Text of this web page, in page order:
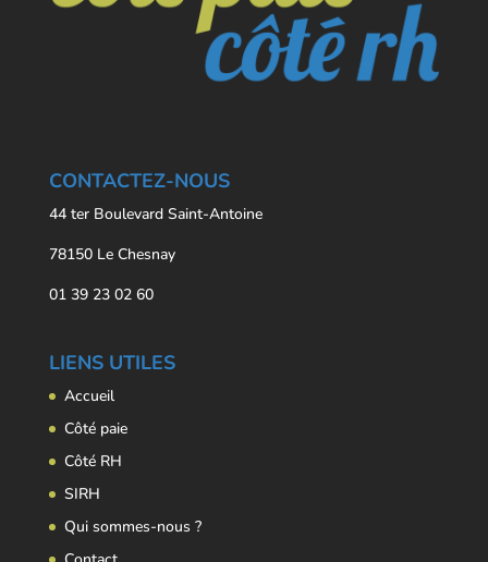
CONTACTEZ-NOUS
44 ter Boulevard Saint-Antoine
78150 Le Chesnay
01 39 23 02 60
LIENS UTILES
Accueil
Côté paie
Côté RH
SIRH
Qui sommes-nous ?